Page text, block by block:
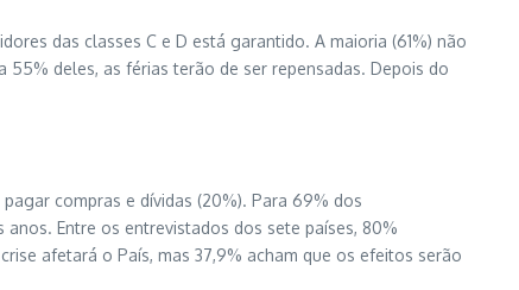
das classes C e D está garantido. A maioria (61%) não
deles, as férias terão de ser repensadas. Depois do
compras e dívidas (20%). Para 69% dos
Entre os entrevistados dos sete países, 80%
afetará o País, mas 37,9% acham que os efeitos serão